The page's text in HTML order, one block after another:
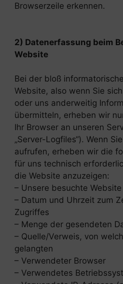
Browserzeile erkennen.
2) Datenerfassung beim
Website
Bei der bloß
Website, also wenn Sie
oder uns anderweitig
übermitteln, erheben wir
Ihr Browser an unseren
„Server-Logfiles“). Wenn
aufrufen, erheben wir die
für uns technisch
die Website anzuzeigen:
– Unsere besuchte Website
– Datum und Uhrzeit zum
Zugriffes
– Menge der gesendeten
– Quelle/Verweis, von
gelangten
– Verwendeter Browser
– Verwendetes